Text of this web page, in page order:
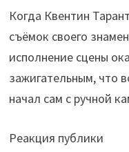
Когда Квентин
съёмок своего
исполнение сцены
зажигательным, что
начал сам с ручной
Реакция публики